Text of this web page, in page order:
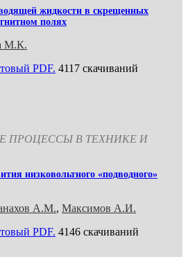
жидкости в скрещенных
полях
М.К.
PDF. 4117 скачиваний
ПРОЦЕССЫ В ТЕХНИКЕ И
низковольтного «подводного»
А.М., Максимов А.И.
PDF. 4146 скачиваний